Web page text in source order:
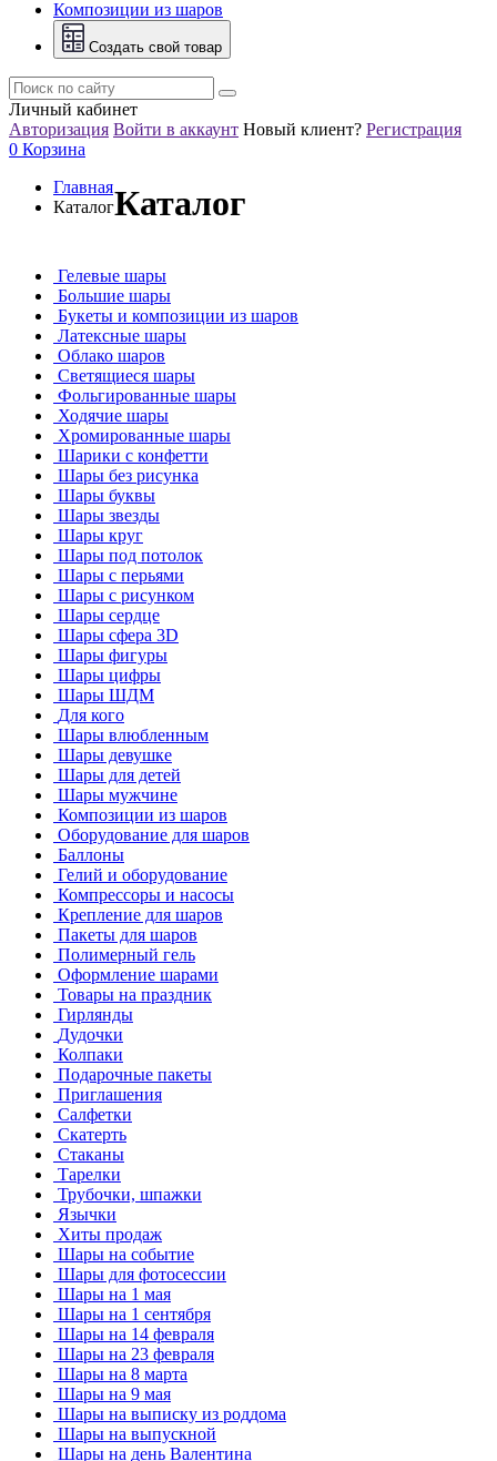
Композиции из шаров
Создать свой товар
Личный кабинет
Авторизация Войти в аккаунт Новый клиент? Регистрация
0 Корзина
Главная
КаталогКаталог
Гелевые шары
Большие шары
Букеты и композиции из шаров
Латексные шары
Облако шаров
Светящиеся шары
Фольгированные шары
Ходячие шары
Хромированные шары
Шарики с конфетти
Шары без рисунка
Шары буквы
Шары звезды
Шары круг
Шары под потолок
Шары с перьями
Шары с рисунком
Шары сердце
Шары сфера 3D
Шары фигуры
Шары цифры
Шары ШДМ
Для кого
Шары влюбленным
Шары девушке
Шары для детей
Шары мужчине
Композиции из шаров
Оборудование для шаров
Баллоны
Гелий и оборудование
Компрессоры и насосы
Крепление для шаров
Пакеты для шаров
Полимерный гель
Оформление шарами
Товары на праздник
Гирлянды
Дудочки
Колпаки
Подарочные пакеты
Приглашения
Салфетки
Скатерть
Стаканы
Тарелки
Трубочки, шпажки
Язычки
Хиты продаж
Шары на событие
Шары для фотосессии
Шары на 1 мая
Шары на 1 сентября
Шары на 14 февраля
Шары на 23 февраля
Шары на 8 марта
Шары на 9 мая
Шары на выписку из роддома
Шары на выпускной
Шары на день Валентина